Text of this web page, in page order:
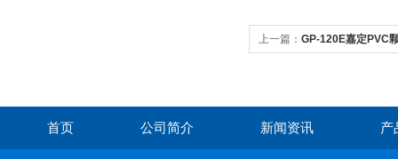
上一篇： GP-120E嘉定PVC
首页 公司简介 新闻资讯 产